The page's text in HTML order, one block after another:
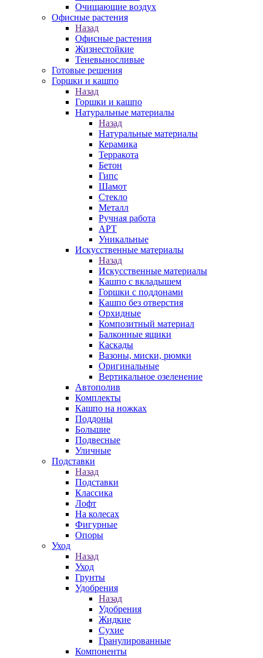
Очищающие воздух
Офисные растения
Назад
Офисные растения
Жизнестойкие
Теневыносливые
Готовые решения
Горшки и кашпо
Назад
Горшки и кашпо
Натуральные материалы
Назад
Натуральные материалы
Керамика
Терракота
Бетон
Гипс
Шамот
Стекло
Металл
Ручная работа
АРТ
Уникальные
Искусственные материалы
Назад
Искусственные материалы
Кашпо с вкладышем
Горшки с поддонами
Кашпо без отверстия
Орхидные
Композитный материал
Балконные ящики
Каскады
Вазоны, миски, рюмки
Оригинальные
Вертикальное озеленение
Автополив
Комплекты
Кашпо на ножках
Поддоны
Большие
Подвесные
Уличные
Подставки
Назад
Подставки
Классика
Лофт
На колесах
Фигурные
Опоры
Уход
Назад
Уход
Грунты
Удобрения
Назад
Удобрения
Жидкие
Сухие
Гранулированные
Компоненты